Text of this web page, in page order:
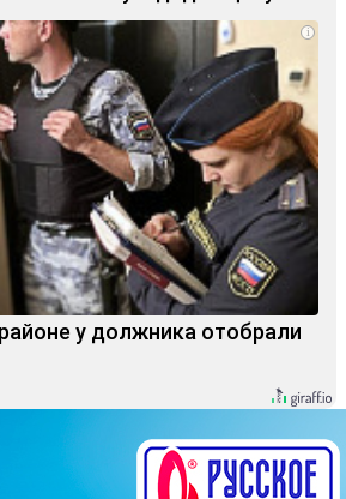
i
у должника отобрали